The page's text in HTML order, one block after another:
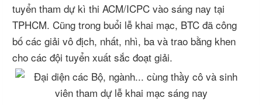
tuyển tham dự kì thi ACM/ICPC vào sáng nay tại
TPHCM. Cũng trong buổi lễ khai mạc, BTC đã công
bố các giải vô địch, nhất, nhì, ba và trao bằng khen
cho các đội tuyển xuất sắc đoạt giải.